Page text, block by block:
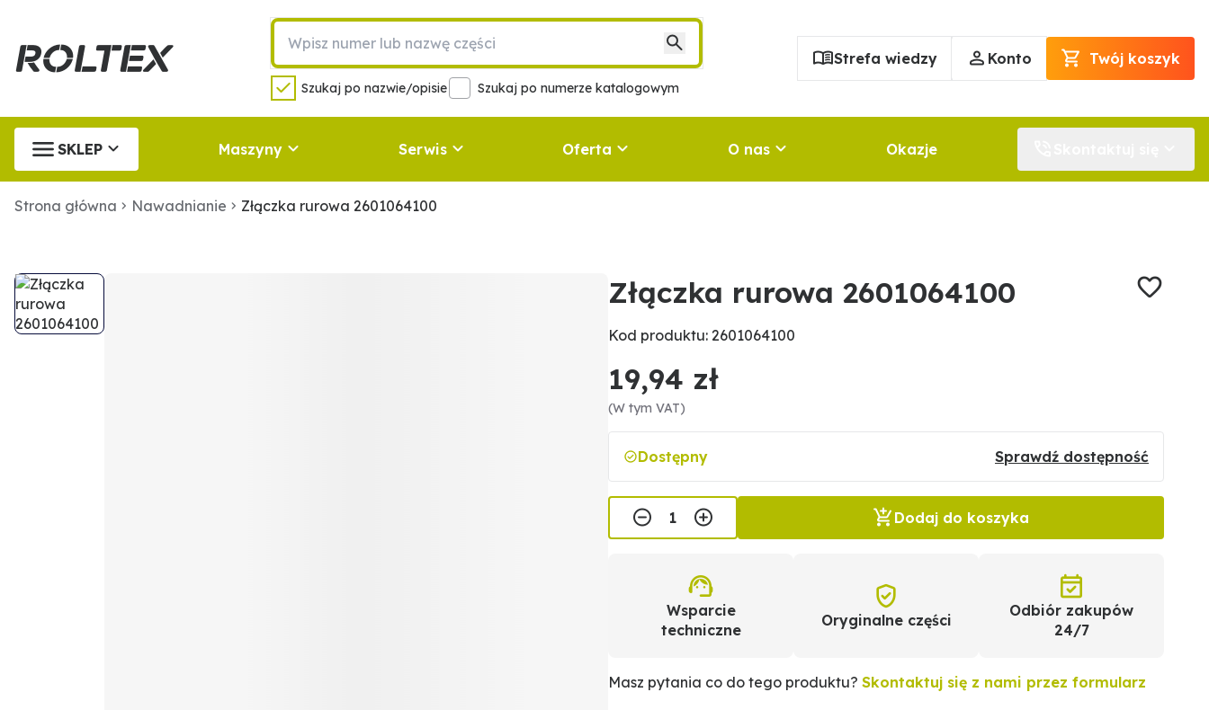
Szukaj po nazwie/opisie Szukaj po numerze katalogowym
Strefa wiedzy Konto Twój koszyk
SKLEP Maszyny Serwis Oferta O nas Okazje
Strona główna Nawadnianie Złączka rurowa 2601064100
Złączka rurowa 2601064100
Kod produktu: 2601064100
19,94 zł
(W tym VAT)
Dostępny Sprawdź dostępność
Dodaj do koszyka
Wsparcie
techniczne
Oryginalne części
Odbiór zakupów
24/7
Masz pytania co do tego produktu? Skontaktuj się z nami przez formularz